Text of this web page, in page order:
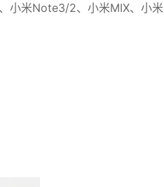
小米Note3/2、小米MIX、小米